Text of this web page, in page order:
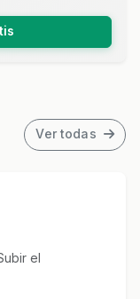
Ver todas
el